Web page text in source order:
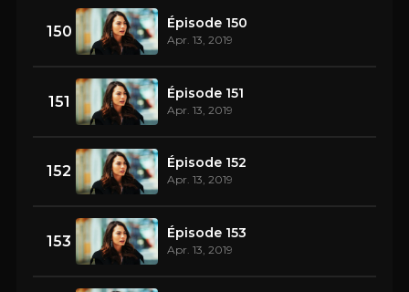
150 Épisode 150
Apr. 13, 2019
151 Épisode 151
Apr. 13, 2019
152 Épisode 152
Apr. 13, 2019
153 Épisode 153
Apr. 13, 2019